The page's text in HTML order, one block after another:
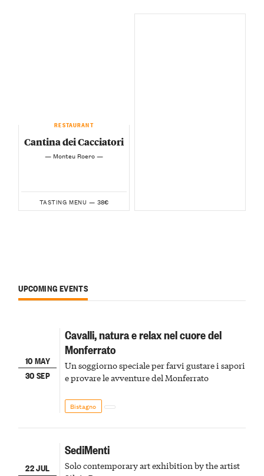
RESTAURANT
Cantina dei Cacciatori
— Monteu Roero —
TASTING MENU — 38€
UPCOMING EVENTS
10 MAY
30 SEP
Cavalli, natura e relax nel cuore del
Monferrato
Un soggiorno speciale per farvi gustare i sapori
e provare le avventure del Monferrato
Bistagno
22 JUL
SediMenti
Solo contemporary art exhibition by the artist